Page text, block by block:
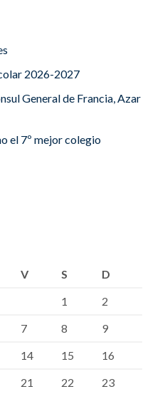
2026-2027
General de Francia, Azar
el 7º mejor colegio
V S
D
1
2
7 8
9
14 15
16
21 22 23